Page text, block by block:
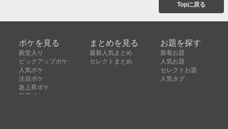
Topに戻る
ボケを見る
殿堂入り
ピックアップボケ
人気ボケ
注目ボケ
急上昇ボケ
新着ボケ
まとめを見る
最新人気まとめ
セレクトまとめ
お題を探す
新着お題
人気お題
セレクトお題
人気タグ